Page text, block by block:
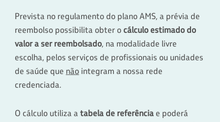
Prevista no regulamento do plano AMS, a prévia de
reembolso possibilita obter o cálculo estimado do
valor a ser reembolsado, na modalidade livre
escolha, pelos serviços de profissionais ou unidades
de saúde que não integram a nossa rede
credenciada.
O cálculo utiliza atabela de referência e poderá